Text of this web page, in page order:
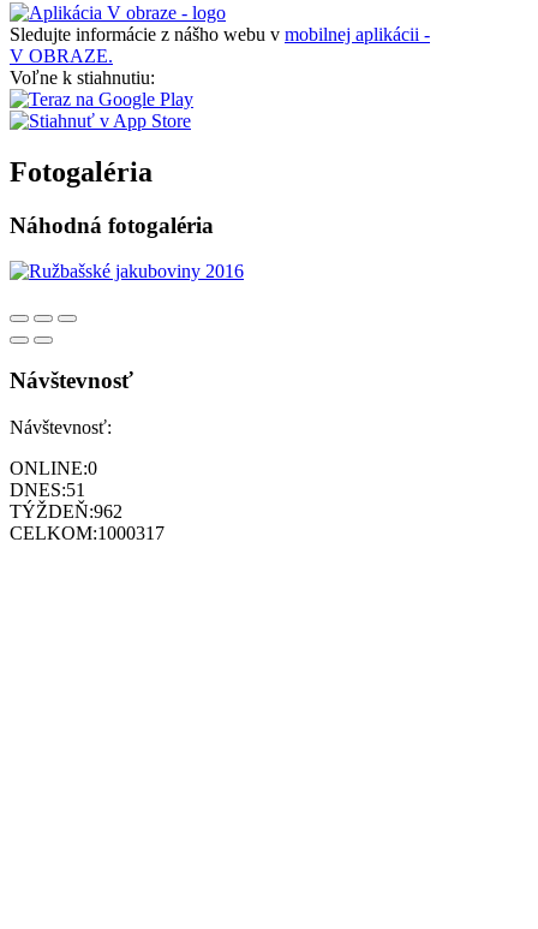
Sledujte informácie z nášho webu v mobilnej aplikácii -
V OBRAZE.
Voľne k stiahnutiu:
Fotogaléria
Náhodná fotogaléria
Návštevnosť
Návštevnosť:
ONLINE:0
DNES:51
TÝŽDEŇ:962
CELKOM:1000317